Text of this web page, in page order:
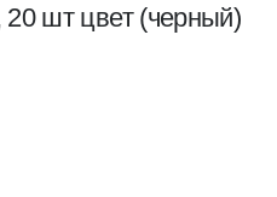
20 шт цвет (черный)